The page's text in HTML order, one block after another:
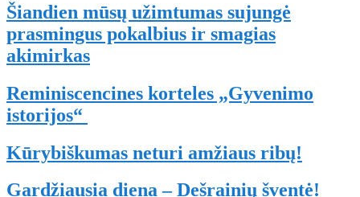
Šiandien mūsų užimtumas sujungė
prasmingus pokalbius ir smagias
akimirkas
Reminiscencines korteles „Gyvenimo
istorijos“
Kūrybiškumas neturi amžiaus ribų!
Gardžiausia diena – Dešrainių šventė!